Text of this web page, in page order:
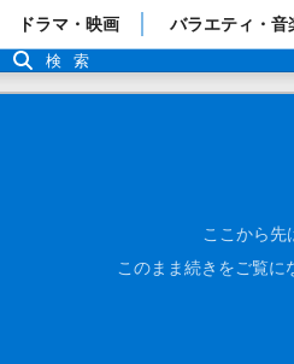
テレビ」トップページ
表
ドラマ・映画 バラエティ・音
検索
ここから先
このまま続きをご覧に